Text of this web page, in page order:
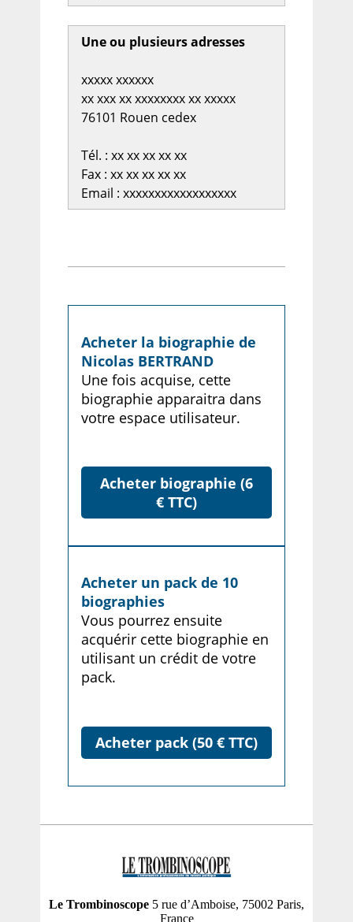
Une ou plusieurs adresses
xxxxx xxxxxx
xx xxx xx xxxxxxxx xx xxxxx
76101 Rouen cedex
Tél. : xx xx xx xx xx
Fax : xx xx xx xx xx
Email : xxxxxxxxxxxxxxxxxx
Acheter la biographie de
Nicolas BERTRAND
Une fois acquise, cette
biographie apparaitra dans
votre espace utilisateur.
Acheter biographie (6
€ TTC)
Acheter un pack de 10
biographies
Vous pourrez ensuite
acquérir cette biographie en
utilisant un crédit de votre
pack.
Acheter pack (50 € TTC)
Le Trombinoscope 5 rue d’Amboise, 75002 Paris,
France